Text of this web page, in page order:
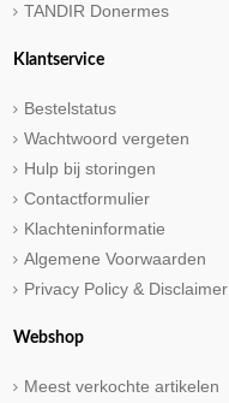
TANDIR Donermes
Klantservice
Bestelstatus
Wachtwoord vergeten
Hulp bij storingen
Contactformulier
Klachteninformatie
Algemene Voorwaarden
Privacy Policy & Disclaimer
Webshop
Meest verkochte artikelen